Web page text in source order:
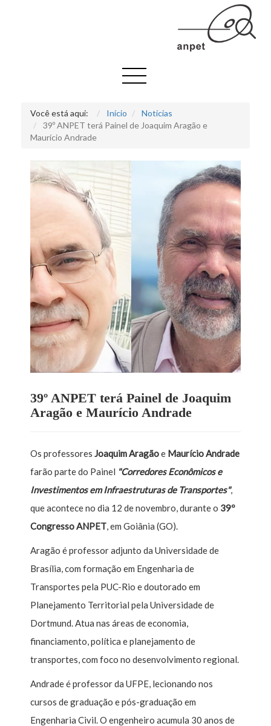
Você está aqui: Início
Notícias
39º ANPET terá Painel de Joaquim Aragão e
Maurício Andrade
39º ANPET terá Painel de Joaquim
Aragão e Maurício Andrade
Os professores Joaquim Aragãoe Maurício Andrade
farão parte do Painel "Corredores Econômicos e
Investimentos em Infraestruturas de Transportes",
que acontece no dia 12 de novembro, durante o 39º
Congresso ANPET, em Goiânia (GO).
Aragão é professor adjunto da Universidade de
Brasília, com formação em Engenharia de
Transportes pela PUC-Rio e doutorado em
Planejamento Territorial pela Universidade de
Dortmund. Atua nas áreas de economia,
financiamento, política e planejamento de
transportes, com foco no desenvolvimento regional.
Andrade é professor da UFPE, lecionando nos
cursos de graduação e pós-graduação em
Engenharia Civil. O engenheiro acumula 30 anos de